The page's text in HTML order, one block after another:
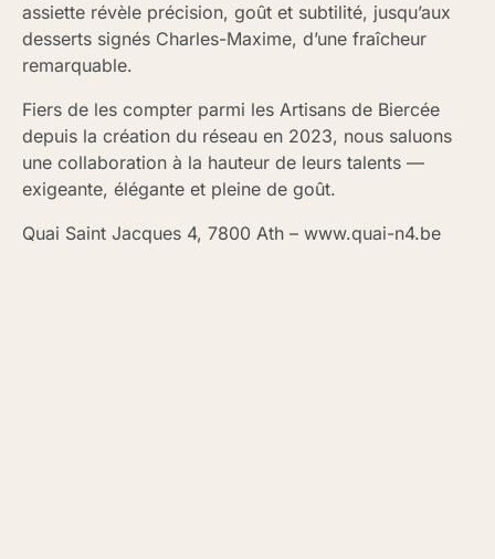
assiette révèle précision, goût et subtilité, jusqu’aux
desserts signés Charles-Maxime, d’une fraîcheur
remarquable.
Fiers de les compter parmi les Artisans de Biercée
depuis la création du réseau en 2023, nous saluons
une collaboration à la hauteur de leurs talents —
exigeante, élégante et pleine de goût.
Quai Saint Jacques 4, 7800 Ath – www.quai-n4.be